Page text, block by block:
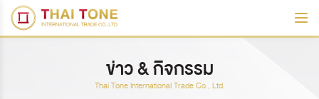
ข่าว & กิจกรรม
Thai Tone International Trade Co., Ltd.